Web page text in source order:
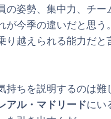
の姿勢、集中力、チ
が今季の違いだと思
越えられる能力だと
持ちを説明するのは
アル・マドリードにい